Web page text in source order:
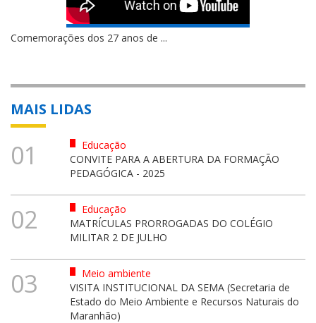
Comemorações dos 27 anos de ...
MAIS LIDAS
01
Educação
CONVITE PARA A ABERTURA DA FORMAÇÃO
PEDAGÓGICA - 2025
02
Educação
MATRÍCULAS PRORROGADAS DO COLÉGIO
MILITAR 2 DE JULHO
03
Meio ambiente
VISITA INSTITUCIONAL DA SEMA (Secretaria de
Estado do Meio Ambiente e Recursos Naturais do
Maranhão)